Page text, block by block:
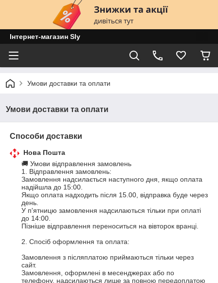
Інтернет-магазин Sly
Умови доставки та оплати
Умови доставки та оплати
Способи доставки
Нова Пошта
🚚 Умови відправлення замовлень
1. Відправлення замовлень:
Замовлення надсилається наступного дня, якщо оплата
надійшла до 15:00.
Якщо оплата надходить після 15.00, відправка буде через
день.
У п'ятницю замовлення надсилаються тільки при оплаті
до 14:00.
Пізніше відправлення переноситься на вівторок вранці.
2. Спосіб оформлення та оплата:
Замовлення з післяплатою приймаються тільки через
сайт.
Замовлення, оформлені в месенджерах або по
телефону, надсилаються лише за повною передоплатою